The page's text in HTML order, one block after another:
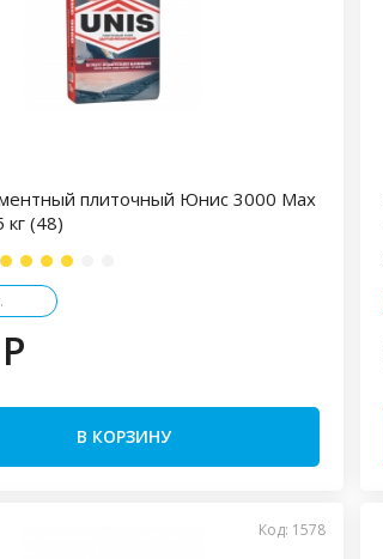
плиточный Юнис 3000 Мах
кг (48)
В КОРЗИНУ
Код: 1578